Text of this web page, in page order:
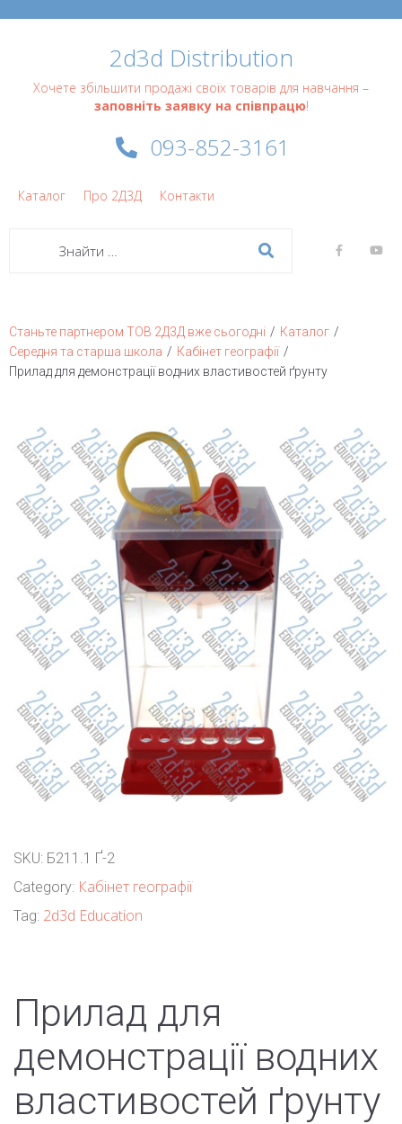
2d3d Distribution
Хочете збільшити продажі своїх товарів для навчання –
заповніть заявку на співпрацю!
093-852-3161
Каталог Про 2Д3Д Контакти
Станьте партнером ТОВ 2Д3Д вже сьогодні / Каталог /
Середня та старша школа / Кабінет географії /
Прилад для демонстрації водних властивостей ґрунту
SKU: Б211.1 Ґ-2
Category: Кабінет географії
Tag: 2d3d Education
Прилад для
демонстрації водних
властивостей ґрунту